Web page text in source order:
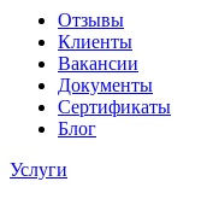
Отзывы
Клиенты
Вакансии
Документы
Сертификаты
Блог
Услуги